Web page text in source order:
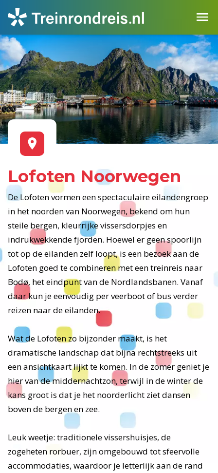
Lofoten Noorwegen
De Lofoten vormen een spectaculaire eilandengroep
in het noorden van Noorwegen, bekend om hun
steile bergen, kleurrijke vissersdorpjes en
indrukwekkende fjorden. Hoewel er geen spoorlijn
tot op de eilanden zelf loopt, is een bezoek aan de
Lofoten goed te combineren met een treinreis naar
Bodø, het eindpunt van de Nordlandsbanen. Vanaf
daar kun je eenvoudig per veerboot of bus verder
reizen naar de eilanden.
Wat de Lofoten zo bijzonder maakt, is het
dramatische landschap dat bijna rechtstreeks uit
een ansichtkaart lijkt te komen. In de zomer geniet je
hier van de middernachtzon, terwijl in de winter de
kans groot is dat je het noorderlicht ziet dansen
boven de bergen en zee.
Leuk weetje: traditionele vissershuisjes, de
zogeheten rorbuer, zijn omgebouwd tot sfeervolle
accommodaties, waardoor je letterlijk aan de rand